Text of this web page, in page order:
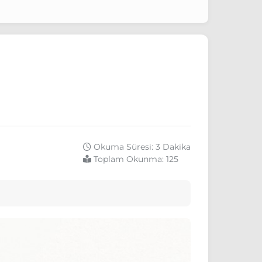
Okuma Süresi: 3 Dakika
Toplam Okunma: 125